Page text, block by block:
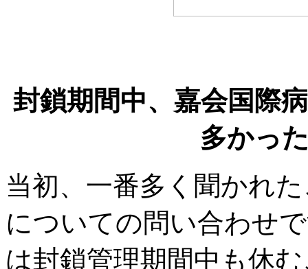
封鎖期間中、嘉会国際
多かっ
当初、一番多く聞かれ
についての問い合わせ
は封鎖管理期間中も休